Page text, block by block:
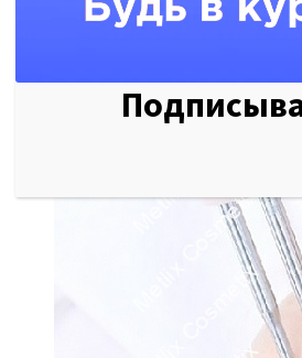
нежелательные темные круги